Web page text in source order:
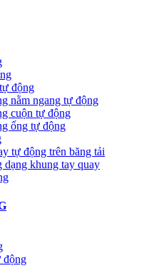
động
nằm ngang tự động
cuộn tự động
ống tự động
tự động trên băng tải
dạng khung tay quay
động